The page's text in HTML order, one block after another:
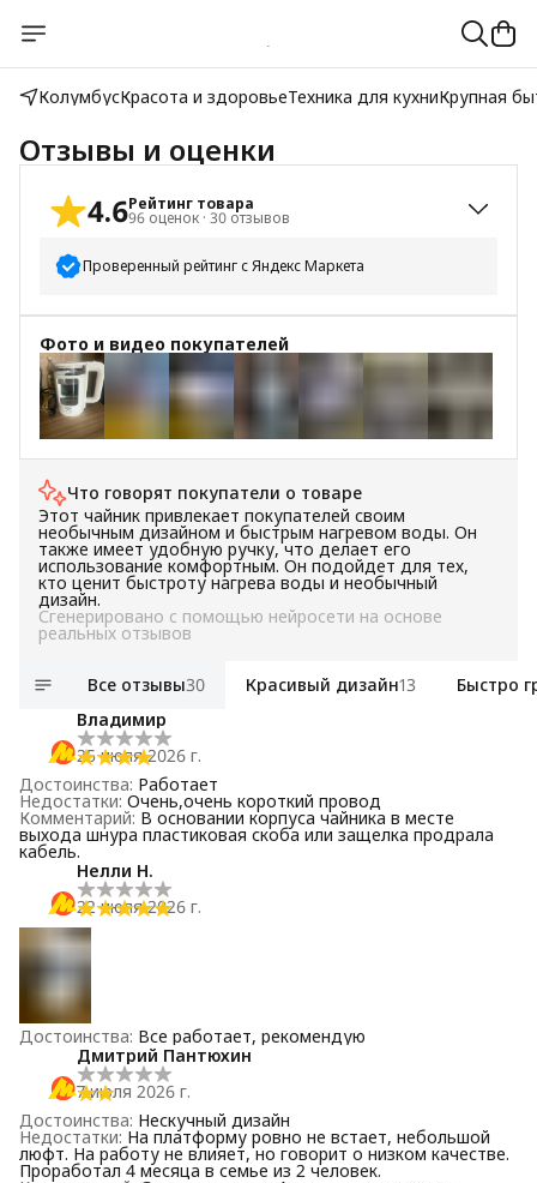
КолумбусКрасота и здоровьеТехника для кухниКрупная
Отзывы и оценки
4.6Рейтинг товара
96 оценок · 30 отзывов
Проверенный рейтинг с Яндекс Маркета
5 звёзд
80
4 звезды
6
3 звезды
5
2 звезды
1 звезда 3
Фото и видео покупателей
Что говорят покупатели о товаре
Этот чайник привлекает покупателей своим
необычным дизайном и быстрым нагревом воды. Он
также имеет удобную ручку, что делает его
использование комфортным. Он подойдет для тех,
кто ценит быстроту нагрева воды и необычный
дизайн.
Сгенерировано с помощью нейросети на основе
реальных отзывов
Все отзывы30 Красивый дизайн13
Быстро
Владимир
25 июля 2026 г.
Достоинства: Работает
Недостатки: Очень,очень короткий провод
Комментарий: В основании корпуса чайника в месте
выхода шнура пластиковая скоба или защелка продрала
кабель.
Нелли Н.
22 июля 2026 г.
Достоинства: Все работает, рекомендую
Дмитрий Пантюхин
7 июля 2026 г.
Достоинства: Нескучный дизайн
Недостатки: На платформу ровно не встает, небольшой
люфт. На работу не влияет, но говорит о низком качестве.
Проработал 4 месяца в семье из 2 человек.